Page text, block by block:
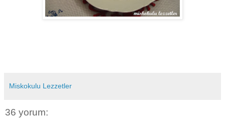
Miskokulu Lezzetler
36 yorum: